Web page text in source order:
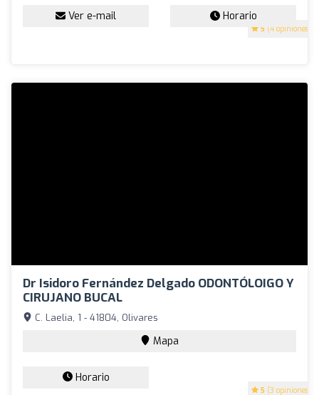
5 (4 opiniones)
Ver e-mail Horario
Dr Isidoro Fernández Delgado ODONTÓLOIGO Y
CIRUJANO BUCAL
5 (3 opiniones)
C. Laelia, 1 - 41804, Olivares
Mapa
Horario